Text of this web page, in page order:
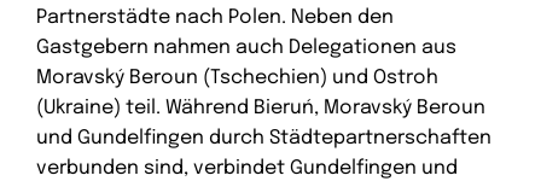
Partnerstädte nach Polen. Neben den
Gastgebern nahmen auch Delegationen aus
Moravský Beroun (Tschechien) und Ostroh
(Ukraine) teil. Während Bieruń, Moravský Beroun
und Gundelfingen durch Städtepartnerschaften
verbunden sind, verbindet Gundelfingen und